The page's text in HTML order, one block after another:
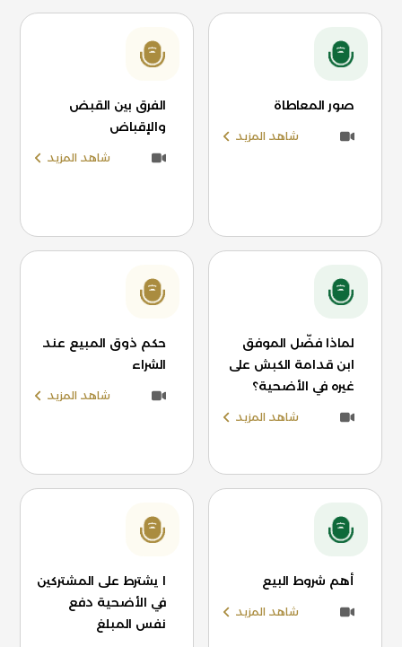
صور المعاطاة
شاهد المزيد
الفرق بين القبض
والإقباض
شاهد المزيد
لماذا فضّل الموفق
ابن قدامة الكبش على
غيره في الأضحية؟
شاهد المزيد
حكم ذوق المبيع عند
الشراء
شاهد المزيد
أهم شروط البيع
شاهد المزيد
ا يشترط على المشتركين
في الأضحية دفع
نفس المبلغ